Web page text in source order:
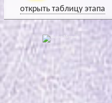
открыть таблицу этапа